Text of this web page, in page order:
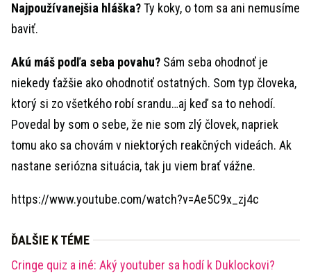
Najpoužívanejšia hláška?Ty koky, o tom sa ani nemusíme
baviť.
Akú máš podľa seba povahu? Sám seba ohodnoť je
niekedy ťažšie ako ohodnotiť ostatných. Som typ človeka,
ktorý si zo všetkého robí srandu…aj keď sa to nehodí.
Povedal by som o sebe, že nie som zlý človek, napriek
tomu ako sa chovám v niektorých reakčných videách. Ak
nastane seriózna situácia, tak ju viem brať vážne.
https://www.youtube.com/watch?v=Ae5C9x_zj4c
ĎALŠIE K TÉME
Cringe quiz a iné: Aký youtuber sa hodí k Duklockovi?